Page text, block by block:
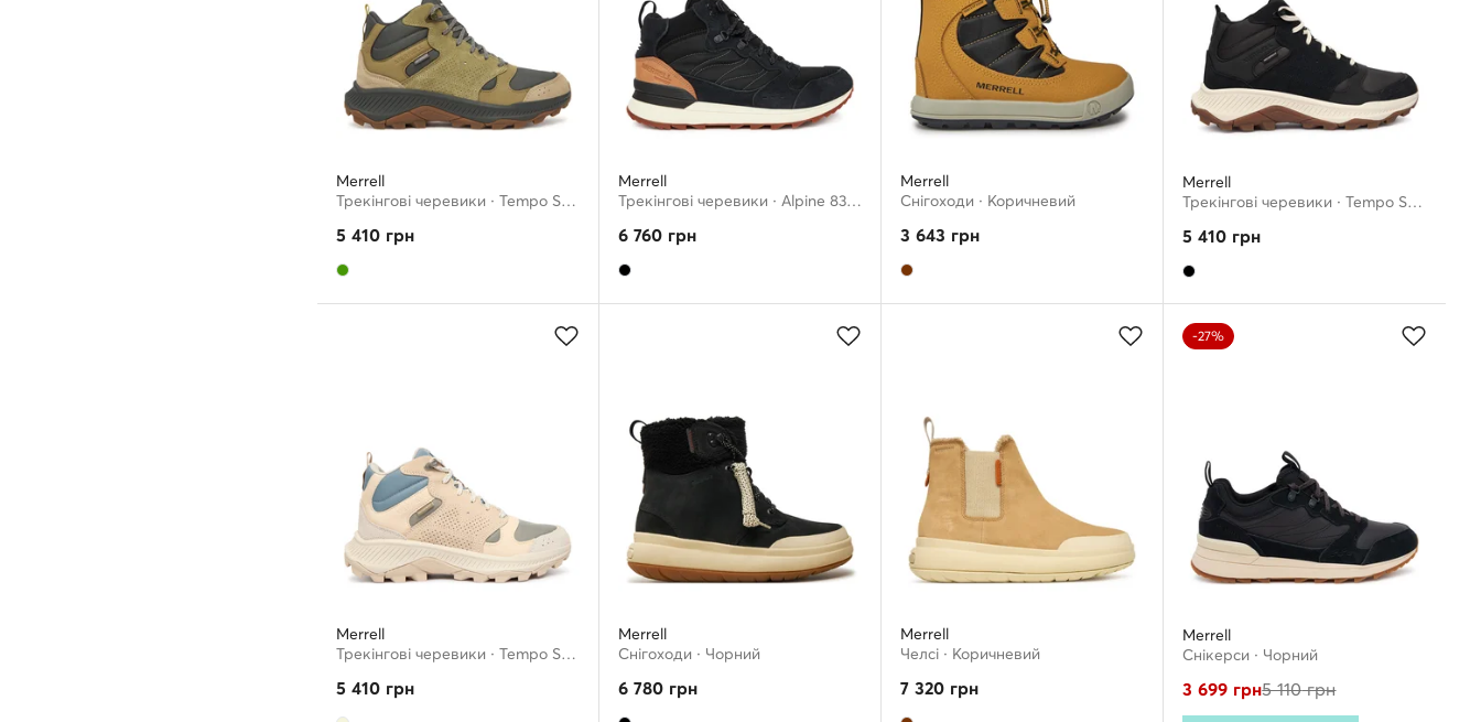
Merrell
Трекінгові черевики · Tempo Sol Mid J038941 · Зелений
5 410 грн
Merrell
Трекінгові черевики · Alpine 83 Snkr Recraft Mid Waterproof J006719 · Чорний
6 760 грн
Merrell
Снігоходи · Коричневий
3 643 грн
Merrell
Трекінгові черевики · Tempo Sol Mid J038731 · Чорний
5 410 грн
Merrell
Трекінгові черевики · Tempo Sol Mid J038942 · Écru
5 410 грн
Merrell
Снігоходи · Чорний
6 780 грн
Merrell
Челсі · Коричневий
7 320 грн
-27%
Merrell
Снікерcи · Чорний
3 699 грн5 110грн